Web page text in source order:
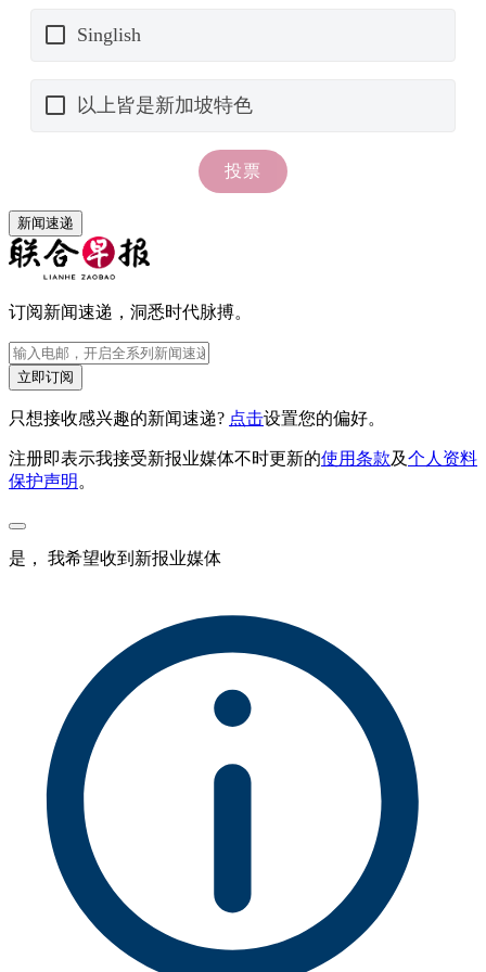
新闻速递
订阅新闻速递，洞悉时代脉搏。
立即订阅
只想接收感兴趣的新闻速递? 点击设置您的偏好。
注册即表示我接受新报业媒体不时更新的使用条款及个人资料
保护声明 。
是， 我希望收到新报业媒体